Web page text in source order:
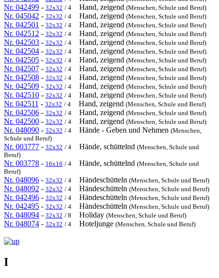
Nr. 042499 - 32x32 / 4 Hand, zeigend (Menschen, Schule und Beruf)
Nr. 045042 - 32x32 / 4 Hand, zeigend (Menschen, Schule und Beruf)
Nr. 042501 - 32x32 / 4 Hand, zeigend (Menschen, Schule und Beruf)
Nr. 042512 - 32x32 / 4 Hand, zeigend (Menschen, Schule und Beruf)
Nr. 042503 - 32x32 / 4 Hand, zeigend (Menschen, Schule und Beruf)
Nr. 042504 - 32x32 / 4 Hand, zeigend (Menschen, Schule und Beruf)
Nr. 042505 - 32x32 / 4 Hand, zeigend (Menschen, Schule und Beruf)
Nr. 042507 - 32x32 / 4 Hand, zeigend (Menschen, Schule und Beruf)
Nr. 042508 - 32x32 / 4 Hand, zeigend (Menschen, Schule und Beruf)
Nr. 042509 - 32x32 / 4 Hand, zeigend (Menschen, Schule und Beruf)
Nr. 042510 - 32x32 / 4 Hand, zeigend (Menschen, Schule und Beruf)
Nr. 042511 - 32x32 / 4 Hand, zeigend (Menschen, Schule und Beruf)
Nr. 042506 - 32x32 / 4 Hand, zeigend (Menschen, Schule und Beruf)
Nr. 042500 - 32x32 / 4 Hand, zeigend (Menschen, Schule und Beruf)
Nr. 048090 - 32x32 / 4 Hände - Geben und Nehmen (Menschen,
Schule und Beruf)
Nr. 003777 - 32x32 / 4 Hände, schüttelnd (Menschen, Schule und
Beruf)
Nr. 003778 - 16x16 / 4 Hände, schüttelnd (Menschen, Schule und
Beruf)
Nr. 048096 - 32x32 / 4 Händeschütteln (Menschen, Schule und Beruf)
Nr. 048092 - 32x32 / 4 Händeschütteln (Menschen, Schule und Beruf)
Nr. 042496 - 32x32 / 4 Händeschütteln (Menschen, Schule und Beruf)
Nr. 042495 - 32x32 / 4 Händeschütteln (Menschen, Schule und Beruf)
Nr. 048094 - 32x32 / 8 Holiday (Menschen, Schule und Beruf)
Nr. 048074 - 32x32 / 4 Hoteljunge (Menschen, Schule und Beruf)
I